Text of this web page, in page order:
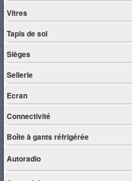
Vitres
Tapis de sol
Sièges
Sellerie
Ecran
Connectivité
Boîte à gants réfrigérée
Autoradio